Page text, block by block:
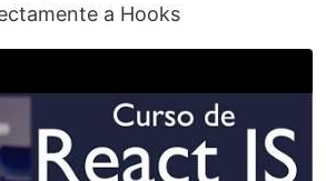
a Hooks